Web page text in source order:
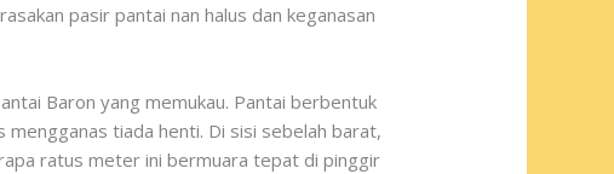
pasir pantai nan halus dan keganasan
Baron yang memukau. Pantai berbentuk
mengganas tiada henti. Di sisi sebelah barat,
ratus meter ini bermuara tepat di pinggir